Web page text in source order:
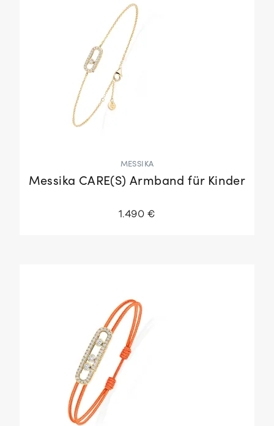
MESSIKA
Messika CARE(S) Armband für Kinder
1.490 €